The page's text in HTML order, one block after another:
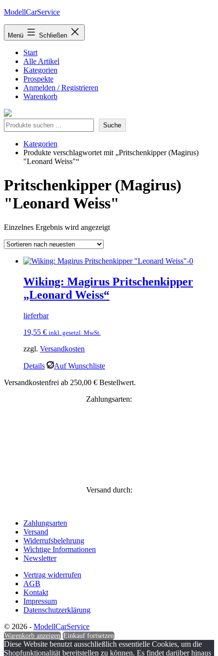
Zum
springen
ModellCarService
Menü Schließen
Start
Alle Artikel
Kategorien
Prospekte
Anmelden / Registrieren
Warenkorb
Suche Suche
Kategorien
Produkte verschlagwortet mit „Pritschenkipper (Magirus)
"Leonard Weiss"“
Pritschenkipper (Magirus)
"Leonard Weiss"
Einzelnes Ergebnis wird angezeigt
Wiking: Magirus Pritschenkipper
„Leonard Weiss“
lieferbar
19,55 € inkl. gesetzl. MwSt.
zzgl. Versandkosten
Details
Auf Wunschliste
Versandkostenfrei ab 250,00 € Bestellwert.
Zahlungsarten:
Versand durch:
Zahlungsarten
Versand
Widerrufsbelehrung
Wichtige Informationen
Newsletter
Vertrag widerrufen
AGB
Kontakt
Impressum
Datenschutzerklärung
© 2026 - ModellCarService
Warenkorb anzeigen Einkauf fortsetzen
Diese Website benutzt ausschließlich essentielle Cookies, um die
Shopfunktionalität bereitstellen zu können. Es findet darüber hinaus